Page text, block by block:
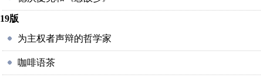
19版
为主权者声辩的哲学家
咖啡语茶